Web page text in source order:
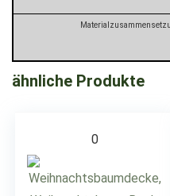
ähnliche Produkte
0